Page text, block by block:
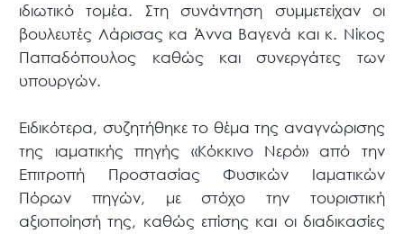
ιδιωτικό τομέα. Στη συνάντηση συμμετείχαν οι
βουλευτές Λάρισας κα Άννα Βαγενά και κ. Νίκος
Παπαδόπουλος καθώς και συνεργάτες των
υπουργών.
Ειδικότερα, συζητήθηκε το θέμα της αναγνώρισης
της ιαματικής πηγής «Κόκκινο Νερό» από την
Επιτροπή Προστασίας Φυσικών Ιαματικών
Πόρων πηγών, με στόχο την τουριστική
αξιοποίησή της, καθώς επίσης και οι διαδικασίες